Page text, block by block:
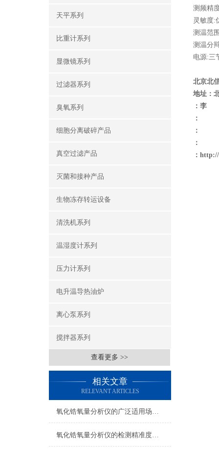
天平系列
比重计系列
显微镜系列
过滤器系列
臭氧系列
细胞分离破碎产品
真空过滤产品
灭菌和接种产品
生物冻存转运设备
清洗机系列
温湿度计系列
压力计系列
电升温导热油炉
离心泵系列
搅拌器系列
查看更多 >>
相关文章
RELEVANT ARTICLES
氧化锆氧量分析仪的广泛适用场合：多元化应用展现*能力
氧化锆氧量分析仪的检测精准度分析：确保数据可信赖
测频精
灵敏度:
测温范
测温分
电源:三
北京北
地址：
：李
：
：
：
： http://